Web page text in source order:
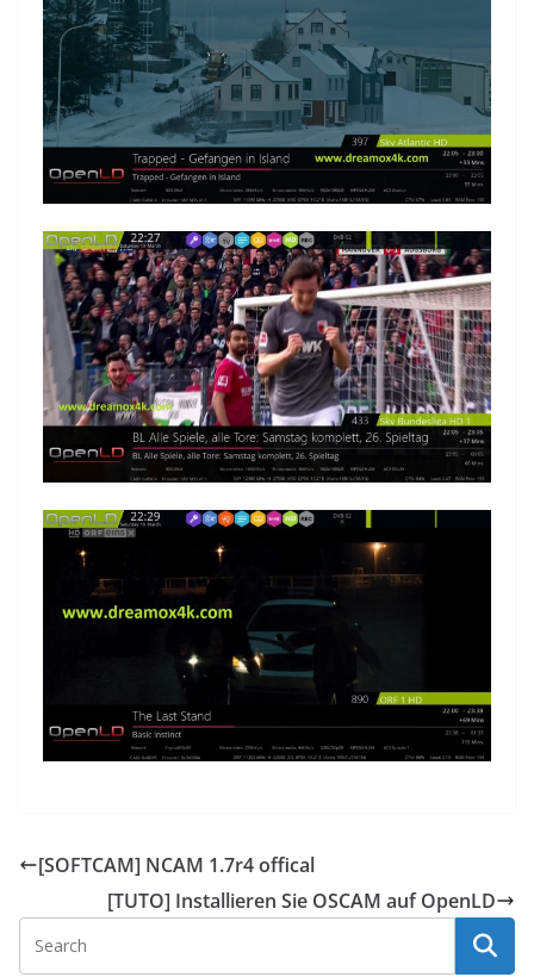
[SOFTCAM] NCAM 1.7r4 offical
[TUTO] Installieren Sie OSCAM auf OpenLD